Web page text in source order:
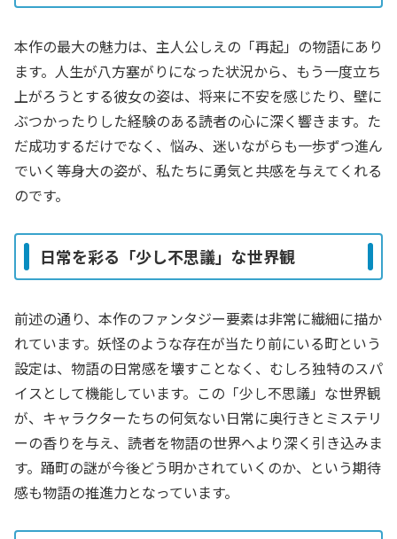
本作の最大の魅力は、主人公しえの「再起」の物語にあり
ます。人生が八方塞がりになった状況から、もう一度立ち
上がろうとする彼女の姿は、将来に不安を感じたり、壁に
ぶつかったりした経験のある読者の心に深く響きます。た
だ成功するだけでなく、悩み、迷いながらも一歩ずつ進ん
でいく等身大の姿が、私たちに勇気と共感を与えてくれる
のです。
日常を彩る「少し不思議」な世界観
前述の通り、本作のファンタジー要素は非常に繊細に描か
れています。妖怪のような存在が当たり前にいる町という
設定は、物語の日常感を壊すことなく、むしろ独特のスパ
イスとして機能しています。この「少し不思議」な世界観
が、キャラクターたちの何気ない日常に奥行きとミステリ
ーの香りを与え、読者を物語の世界へより深く引き込みま
す。踊町の謎が今後どう明かされていくのか、という期待
感も物語の推進力となっています。